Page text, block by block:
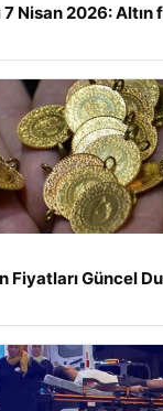
7 Nisan 2026:
Fiyatları Güncel